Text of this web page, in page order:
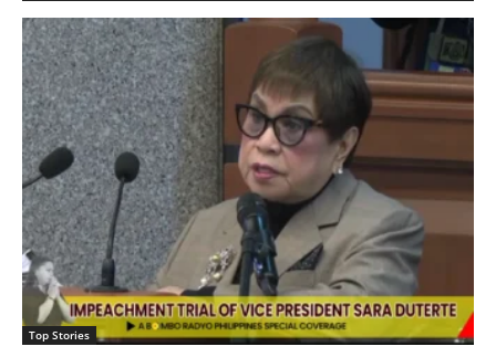
Top Stories